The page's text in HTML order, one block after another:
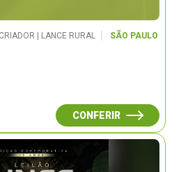
| LANCE RURAL
SÃO PAULO
CONFERIR